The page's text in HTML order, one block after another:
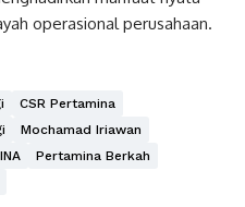
operasional perusahaan.
CSR Pertamina
Mochamad Iriawan
Pertamina Berkah